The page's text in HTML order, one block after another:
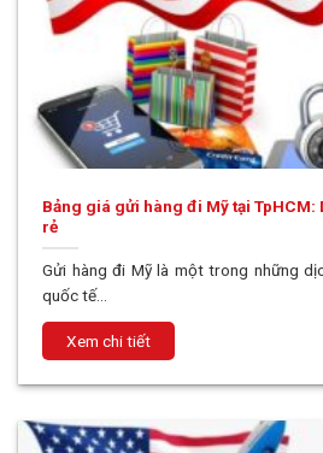
Bảng giá gửi hàng đi Mỹ tại TpHCM:
rẻ
Gửi hàng đi Mỹ là một trong những
quốc tế...